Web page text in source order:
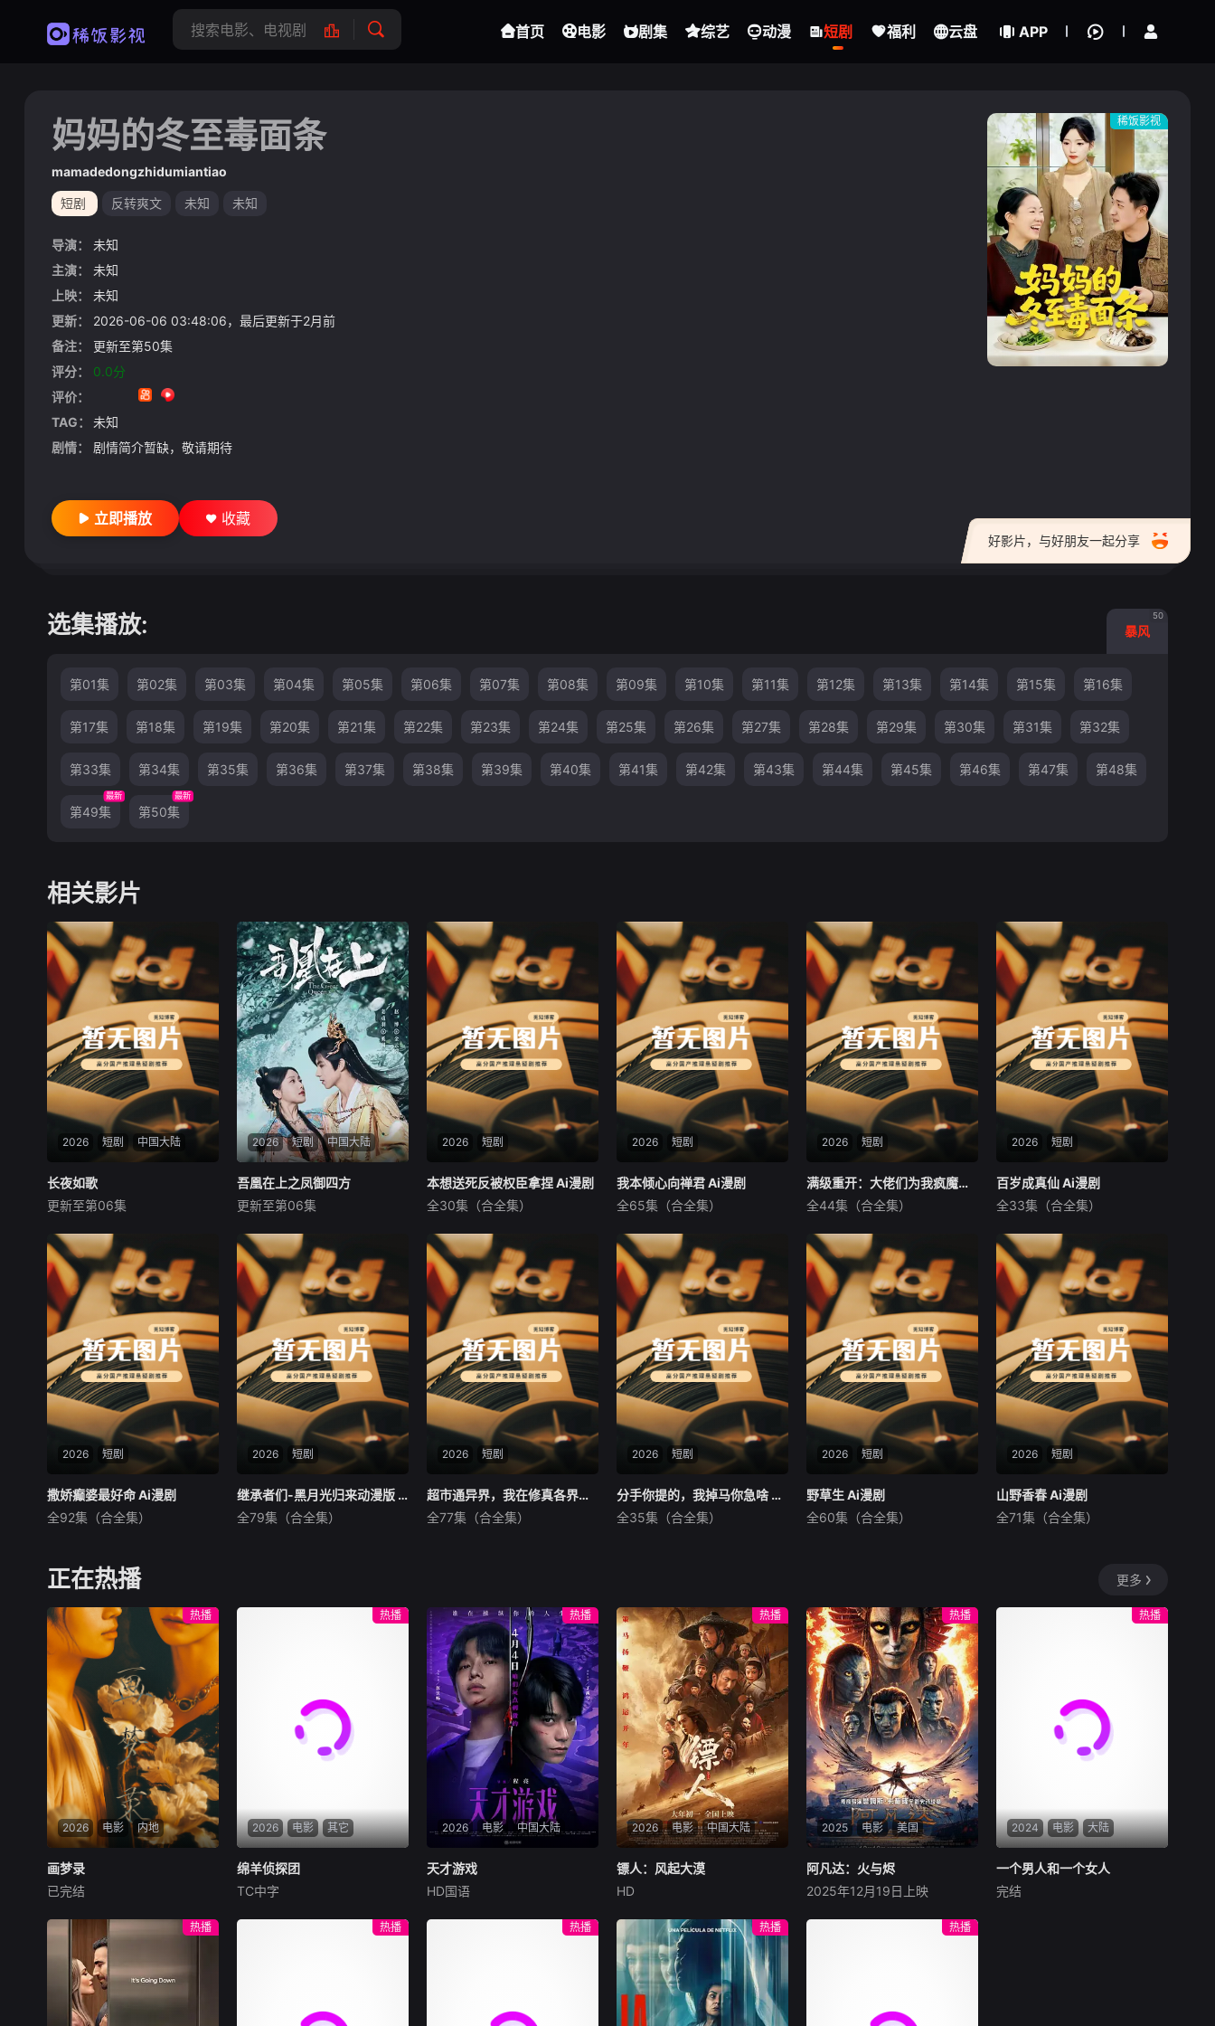
首页 电影 剧集 综艺 动漫 短剧 福利 云盘 APP
稀饭影视
妈妈的冬至毒面条
mamadedongzhidumiantiao
短剧 反转爽文 未知 未知
导演：
未知
主演：
未知
上映：
未知
更新：
2026-06-06 03:48:06，最后更新于2月前
备注：
更新至第50集
评分：
0.0分
评价：
TAG：
未知
剧情：
剧情简介暂缺，敬请期待
好影片，与好朋友一起分享
立即播放 收藏
选集播放: 暴风
50
第01集 第02集 第03集 第04集 第05集 第06集 第07集 第08集 第09集 第10集 第11集 第12集 第13集 第14集 第15集 第16集
第17集 第18集 第19集 第20集 第21集 第22集 第23集 第24集 第25集 第26集 第27集 第28集 第29集 第30集 第31集 第32集
第33集 第34集 第35集 第36集 第37集 第38集 第39集 第40集 第41集 第42集 第43集 第44集 第45集 第46集 第47集 第48集
第49集
最新
第50集
最新
相关影片
2026 短剧 中国大陆
长夜如歌
胡亦瑶 张景昀
讲述了黎安城大郡主棠溪槿与
烈云峥之间曲折动人的情感，
以及他们在复杂局势中坚守初
心、勇敢面对困难的爱情故
事。通过剧中主人公在成长的
道路上，经历复杂的人物关系
和情感变化，无论命运如何捉
弄，真正的力量皆来自
长夜如歌
更新至第06集
2026 短剧 中国大陆
吾凰在上之凤御四方
姜贞羽 赵一博
改编自快看漫画作者嗷小泽的
独家连载漫画《吾凰在
上》。 &n
吾凰在上之凤御四方
更新至第06集
2026 短剧
本想送死反被权臣拿捏 Ai漫剧
未知
暂无内容
本想送死反被权臣拿捏 Ai漫剧
全30集（合全集）
2026 短剧
未知
暂无内容
我本倾心向禅君 Ai漫剧
全65集（合全集）
2026 短剧
满级重开：大佬们为我疯魔了 Ai漫剧
未知
暂无内容
满级重开：大佬们为我疯魔了 Ai漫剧
全44集（合全集）
2026 短剧
百岁成真仙 Ai漫剧
未知
暂无内容
百岁成真仙 Ai漫剧
全33集（合全集）
2026 短剧
未知
撒娇癫婆最好命 Ai漫剧
全92集（合全集）
2026 短剧
继承者们-黑月光归来动漫版 Ai漫剧
未知
继承者们-黑月光归来动漫版 Ai漫剧
全79集（合全集）
2026 短剧
超市通异界，我在修真各界搞倒卖 Ai漫剧
未知
超市通异界，我在修真各界搞倒卖 Ai漫剧
全77集（合全集）
2026 短剧
分手你提的，我掉马你急啥 Ai漫剧
未知
分手你提的，我掉马你急啥 Ai漫剧
全35集（合全集）
2026 短剧
野草生 Ai漫剧
未知
野草生 Ai漫剧
全60集（合全集）
2026 短剧
山野香春 Ai漫剧
未知
山野香春 Ai漫剧
全71集（合全集）
正在热播 更多
2026 电影 内地
热播
画梦录
代露娃
民国的上海滩，身怀绝技的孤
女画师许雁真，意外与身陷危
局的融汇银行总账姜心羽产生
交集。姜心羽遭人陷害，只得
与许雁真结盟，彼时银行欲将
国宝名画低价卖给外国人，许
画梦录
已完结
2026 电影 其它
热播
绵羊侦探团
产，让每个人貌似都有犯罪动
绵羊侦探团
TC中字
2026 电影 中国大陆
热播
天才游戏
彭昱畅
穷途末路的天才少年刘全龙
名表、神秘女友全部备齐，在
天才游戏
HD国语
2026 电影 中国大陆
热播
镖人：风起大漠
大漠之上，镖人、官府、西域
五大家族等多方势力盘根错
节、暗潮涌动。“天字第二号
逃犯”刀马接下特殊押镖任
务，和同伴一起从西域护镖远
赴长安。不料，他们的护送对
镖人：风起大漠
HD
2025 电影 美国
热播
阿凡达：火与烬
萨姆·沃辛顿
佐伊·索尔达娜
护血脉相连的情感纽带的历
阿凡达：火与烬
2025年12月19日上映
2024 电影 大陆
热播
一个男人和一个女人
黄渤
一个男人和一个女人
完结
热播 热播 热播 热播 热播